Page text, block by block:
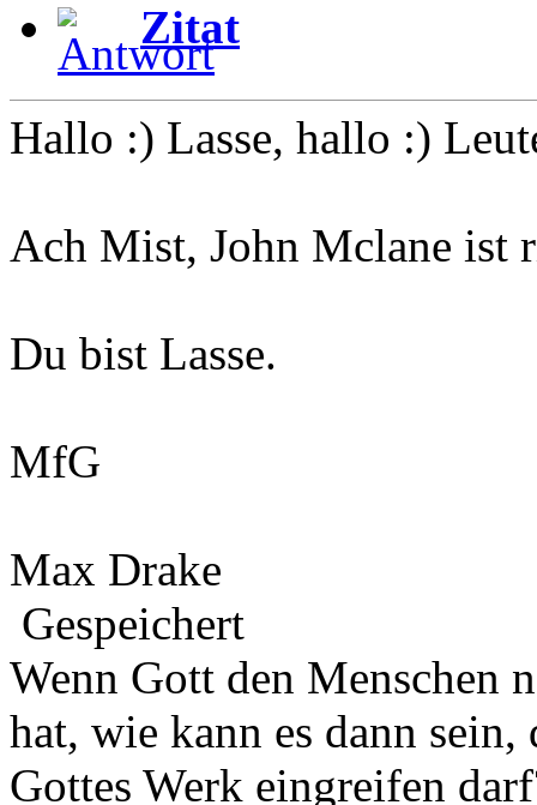
Zitat
Hallo :) Lasse, hallo :)
Ach Mist, John Mclane ist
Du bist Lasse.
MfG
Max Drake
Gespeichert
Wenn Gott den Menschen
hat, wie kann es dann
Gottes Werk eingreifen